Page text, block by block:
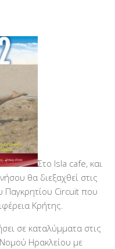
Στο Isla cafe, και
θα διεξαχθεί στις
Παγκρητίου Circuit που
Κρήτης.
σε καταλύμματα στις
Ηρακλείου με